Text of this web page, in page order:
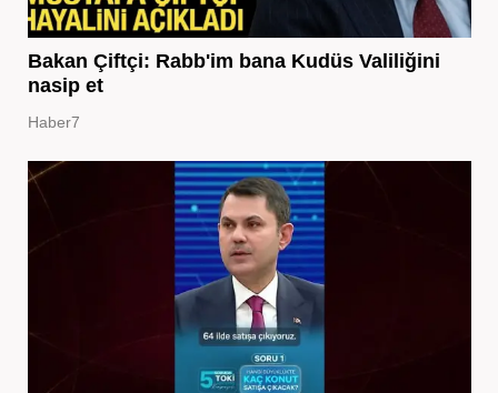
Bakan Çiftçi: Rabb'im bana Kudüs Valiliğini
nasip et
Haber7